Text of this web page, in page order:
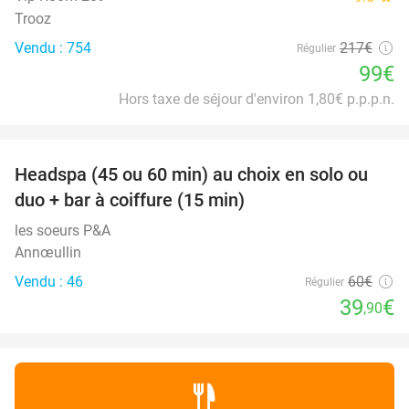
Trooz
Vendu : 754
Régulier 217€
99€
Hors taxe de séjour d'environ 1,80€ p.p.p.n.
34%
Headspa (45 ou 60 min) au choix en solo ou
duo + bar à coiffure (15 min)
les soeurs P&A
Annœullin
Vendu : 46
Régulier 60€
39,90€